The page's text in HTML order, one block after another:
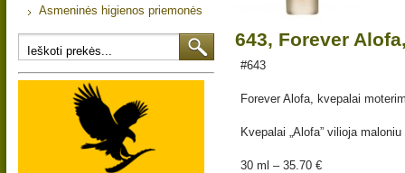
Asmeninės higienos priemonės
643, Forever
#643
Forever Alofa, kvepalai
Kvepalai „Alofa” vilioja
30 ml – 35.70 €